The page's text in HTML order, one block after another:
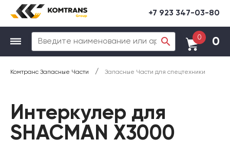
+7 923 347-03-80
0 0
Комтранс Запасные Части / Запасные Части для спецтехники
Интеркулер для
SHACMAN X3000